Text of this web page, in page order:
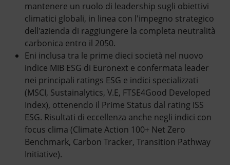
mantenere un ruolo di leadership sugli obiettivi
climatici globali, in linea con l'impegno strategico
dell'azienda di raggiungere la completa neutralità
carbonica entro il 2050.
Eni inclusa tra le prime dieci società nel nuovo
indice MIB ESG di Euronext e confermata leader
nei principali ratings ESG e indici specializzati
(MSCI, Sustainalytics, V.E, FTSE4Good Developed
Index), ottenendo il Prime Status dal rating ISS
ESG. Risultati di eccellenza anche negli indici con
focus clima (Climate Action 100+ Net Zero
Benchmark, Carbon Tracker, Transition Pathway
Initiative).